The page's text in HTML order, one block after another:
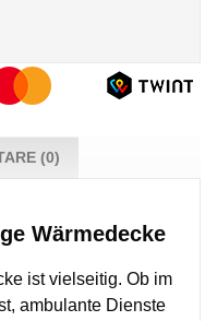
(0)
Wärmedecke
ist vielseitig. Ob im
ambulante Dienste